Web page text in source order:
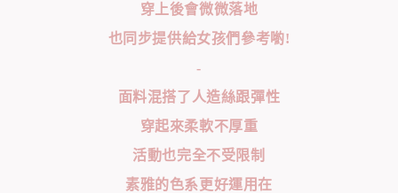
穿上後會微微落地
也同步提供給女孩們參考喲!
-
面料混搭了人造絲跟彈性
穿起來柔軟不厚重
活動也完全不受限制
素雅的色系更好運用在